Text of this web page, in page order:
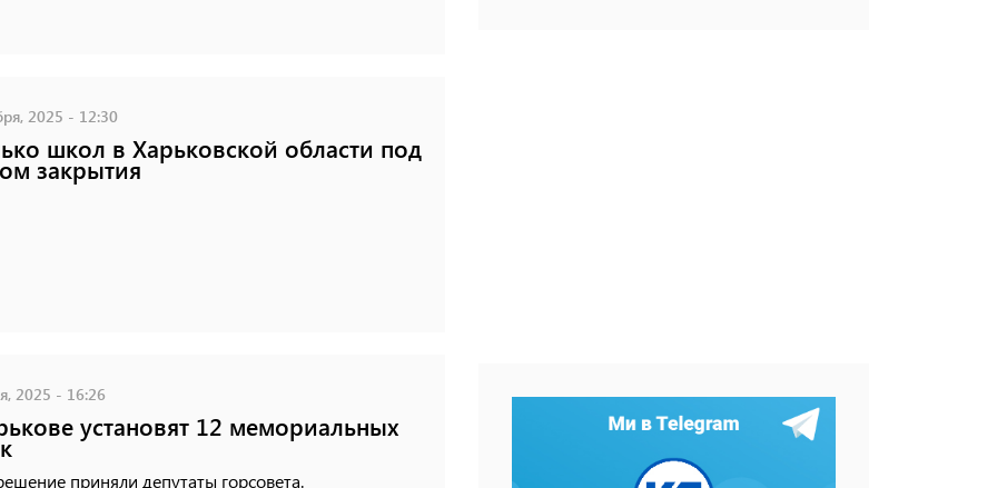
2025 - 12:30
школ в Харьковской области под
закрытия
2025 - 16:26
установят 12 мемориальных
приняли депутаты горсовета.